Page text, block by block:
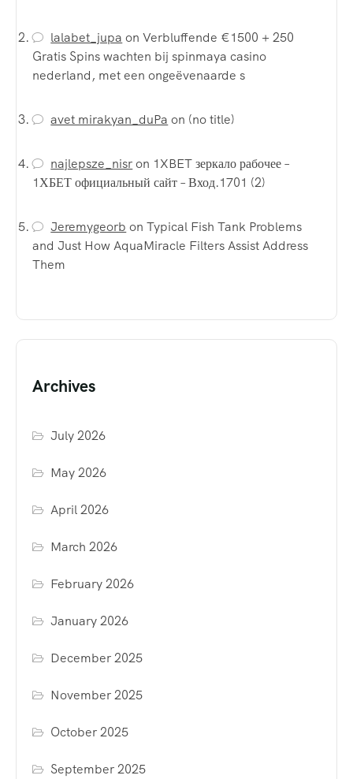
lalabet_jupa onVerbluffende €1500 + 250
Gratis Spins wachten bij spinmaya casino
nederland, met een ongeëvenaarde s
avet mirakyan_duPa on (no title)
najlepsze_nisron 1XBET зеркало рабочее –
1ХБЕТ официальный сайт – Вход.1701 (2)
Jeremygeorb onTypical Fish Tank Problems
and Just How AquaMiracle Filters Assist Address
Them
Archives
July 2026
May 2026
April 2026
March 2026
February 2026
January 2026
December 2025
November 2025
October 2025
September 2025